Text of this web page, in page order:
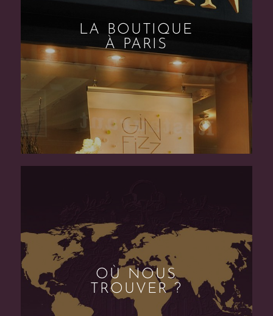
LA BOUTIQUE
À PARIS
OÙ NOUS
TROUVER ?